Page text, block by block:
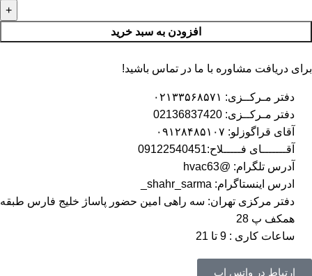
افزودن به سبد خرید
برای دریافت مشاوره با ما در تماس باشید!
دفتر مـرکــزی: ۰۲۱۳۳۵۶۸۵۷۱
دفتر مـرکــزی: 02136837420
آقای قراگوزلو: ۰۹۱۲۸۴۸۵۱۰۷
آقـــــــای فـــــلاح:09122540451
آدرس تلگرام: @hvac63
ادرس اینستاگرام: shahr_sarma_
دفتر مرکزی تهران: سه راهی امین حضور پاساژ خلیج فارس طبقه
همکف پ 28
ساعات کاری : 9 تا 21
ارتباط در واتس اپ